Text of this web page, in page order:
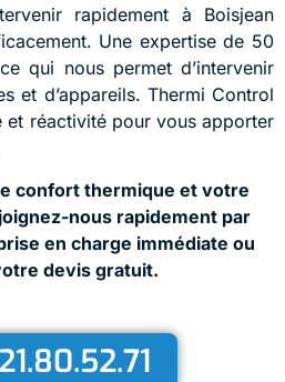
rapidement à Boisjean
Une expertise de 50
qui nous permet d’intervenir
et d’appareils. Thermi Control
et réactivité pour vous apporter
confort thermique et votre
nous rapidement par
en charge immédiate ou
devis gratuit.